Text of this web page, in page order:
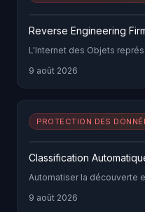
Reverse Engineering
L'Internet des Objets
9 août 2026
PROTECTION DES
Classification
Automatiser la découverte
9 août 2026